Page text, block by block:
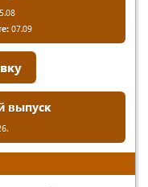
07.09
выпуск